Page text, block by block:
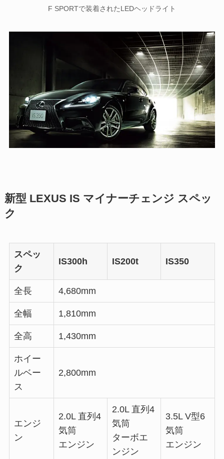
F SPORTで装着されたLEDヘッドライト
新型 LEXUS IS マイナーチェンジ スペッ
ク
スペッ
ク
IS300h IS200t IS350
全長 4,680mm
全幅 1,810mm
全高 1,430mm
ホイー
ルベー
ス
2,800mm
エンジ
ン
2.0L 直列4
気筒
エンジン
2.0L 直列4
気筒
ターボエ
ンジン
3.5L V型6
気筒
エンジン